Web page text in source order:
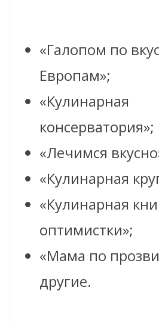
«Галопом по
Европам»;
«Кулинарная
консерватория»;
«Лечимся
«Кулинарная
«Кулинарная
оптимистки»;
«Мама по
другие.